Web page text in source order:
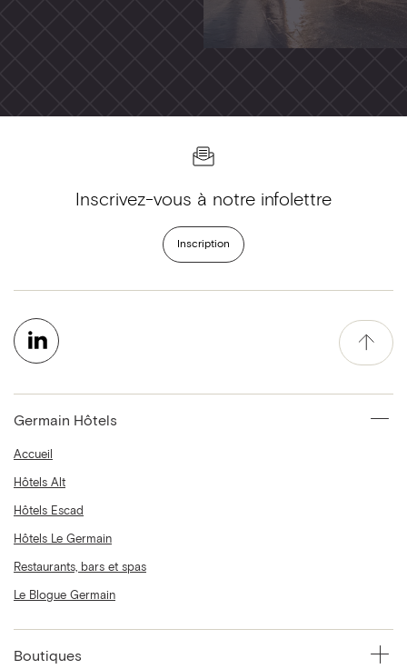
Inscrivez-vous à notre infolettre
Inscription
Germain Hôtels
Accueil
Hôtels Alt
Hôtels Escad
Hôtels Le Germain
Restaurants, bars et spas
Le Blogue Germain
Boutiques